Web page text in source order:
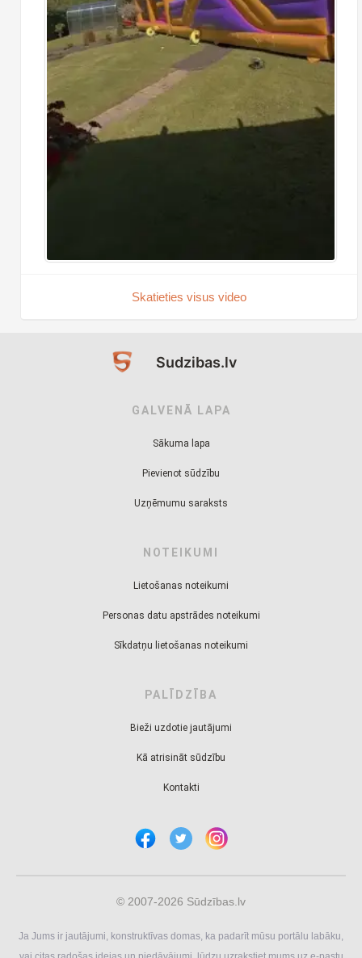
Skatieties visus video
Sudzibas.lv
GALVENĀ LAPA
Sākuma lapa
Pievienot sūdzību
Uzņēmumu saraksts
NOTEIKUMI
Lietošanas noteikumi
Personas datu apstrādes noteikumi
Sīkdatņu lietošanas noteikumi
PALĪDZĪBA
Bieži uzdotie jautājumi
Kā atrisināt sūdzību
Kontakti
© 2007-2026 Sūdzības.lv
Ja Jums ir jautājumi, konstruktīvas domas, ka padarīt mūsu portālu labāku,